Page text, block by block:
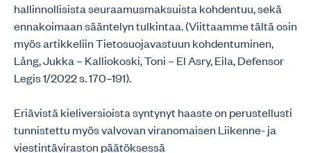
hallinnollisista seuraamusmaksuista kohdentuu, sekä
ennakoimaan sääntelyn tulkintaa. (Viittaamme tältä osin
myös artikkeliin Tietosuojavastuun kohdentuminen,
Lång, Jukka – Kalliokoski, Toni – El Asry, Eila, Defensor
Legis 1/2022 s. 170–191).
Eriävistä kieliversioista syntynyt haaste on perustellusti
tunnistettu myös valvovan viranomaisen Liikenne- ja
viestintäviraston päätöksessä